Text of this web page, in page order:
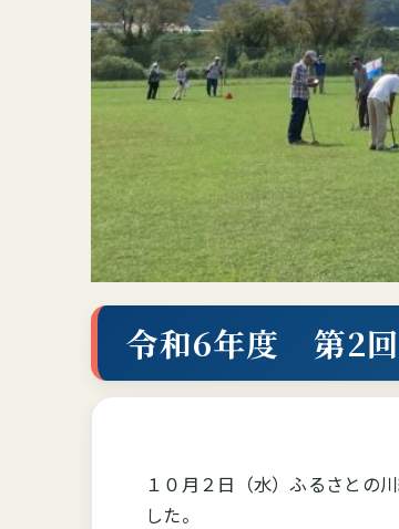
令和6年度 第2回
１０月２日（水）ふるさとの
した。